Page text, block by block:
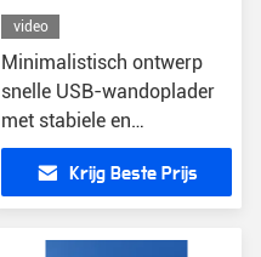
video
Minimalistisch ontwerp
snelle USB-wandoplader
met stabiele en
stroomuitgang
Krijg Beste Prijs